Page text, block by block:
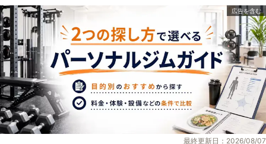
最終更新日：2026/08/07